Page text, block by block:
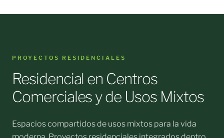
PROYECTOS RESIDENCIALES
Residencial en Centros
Comerciales y de Usos Mixtos
Espacios compartidos de usos mixtos para la vida